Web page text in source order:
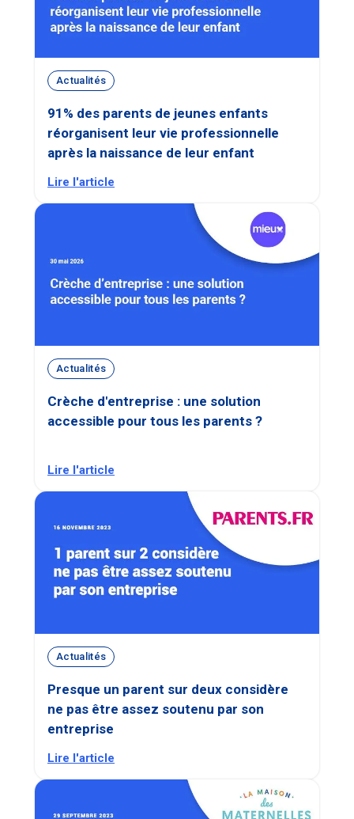
Actualités
91% des parents de jeunes enfants
réorganisent leur vie professionnelle
après la naissance de leur enfant
Lire l'article
Actualités
Crèche d'entreprise : une solution
accessible pour tous les parents ?
Lire l'article
Actualités
Presque un parent sur deux considère
ne pas être assez soutenu par son
entreprise
Lire l'article